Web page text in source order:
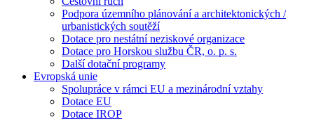
Podpora územního plánování a architektonických /
urbanistických soutěží
Dotace pro nestátní neziskové organizace
Dotace pro Horskou službu ČR, o. p. s.
Další dotační programy
Evropská unie
Spolupráce v rámci EU a mezinárodní vztahy
Dotace EU
Dotace IROP